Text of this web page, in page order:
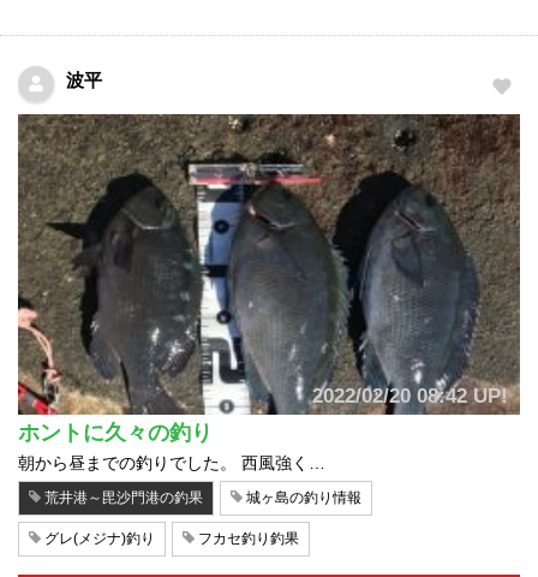
波平
2022/02/20 08:42 UP!
ホントに久々の釣り
朝から昼までの釣りでした。 西風強く…
荒井港～毘沙門港の釣果 城ヶ島の釣り情報
グレ(メジナ)釣り フカセ釣り釣果